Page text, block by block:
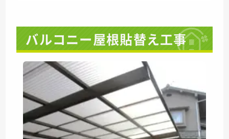
バルコニー屋根貼替え工事